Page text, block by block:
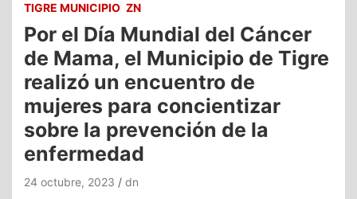
TIGRE MUNICIPIO ZN
Por el Día Mundial del Cáncer
de Mama, el Municipio de Tigre
realizó un encuentro de
mujeres para concientizar
sobre la prevención de la
enfermedad
24 octubre, 2023 dn